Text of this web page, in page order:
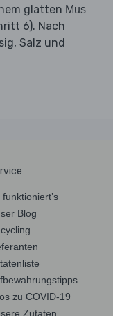
glatten Mus
6). Nach
Salz und
funktioniert’s
Blog
zu COVID-19
Zutaten